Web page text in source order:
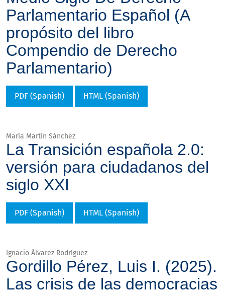
Parlamentario Español (A
propósito del libro
Compendio de Derecho
Parlamentario)
PDF (Spanish) HTML (Spanish)
María Martín Sánchez
La Transición española 2.0:
versión para ciudadanos del
siglo XXI
PDF (Spanish) HTML (Spanish)
Ignacio Álvarez Rodríguez
Gordillo Pérez, Luis I. (2025).
Las crisis de las democracias